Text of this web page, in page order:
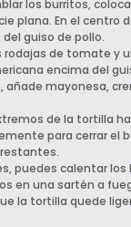
los burritos,
plana. En el centro
guiso de pollo.
rodajas de tomate y
encima del
añade mayonesa,
de la tortilla
para cerrar el
puedes calentar los
en una sartén a
la tortilla quede